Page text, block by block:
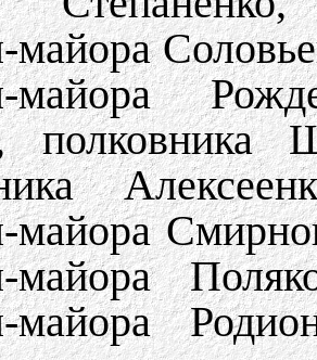
майора
майора
полковника
майора
майора
майора